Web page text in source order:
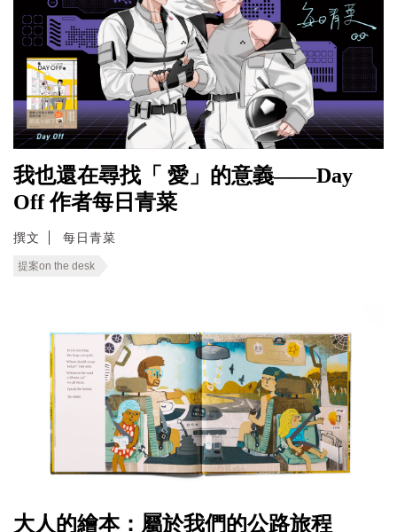
我也還在尋找「 愛」的意義——Day
Off 作者每日青菜
撰文 每日青菜
提案on the desk
大人的繪本：屬於我們的公路旅程